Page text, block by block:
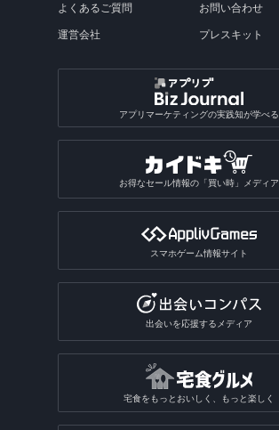
よくあるご質問
運営会社
お問い合わせ
プレスキット
アプリマーケティングの実践知が学べる
お得なセール情報の「買い時」メディア
スマホゲーム情報サイト
出会いを応援するメディア
宅食をもっとおいしく、もっと楽しく